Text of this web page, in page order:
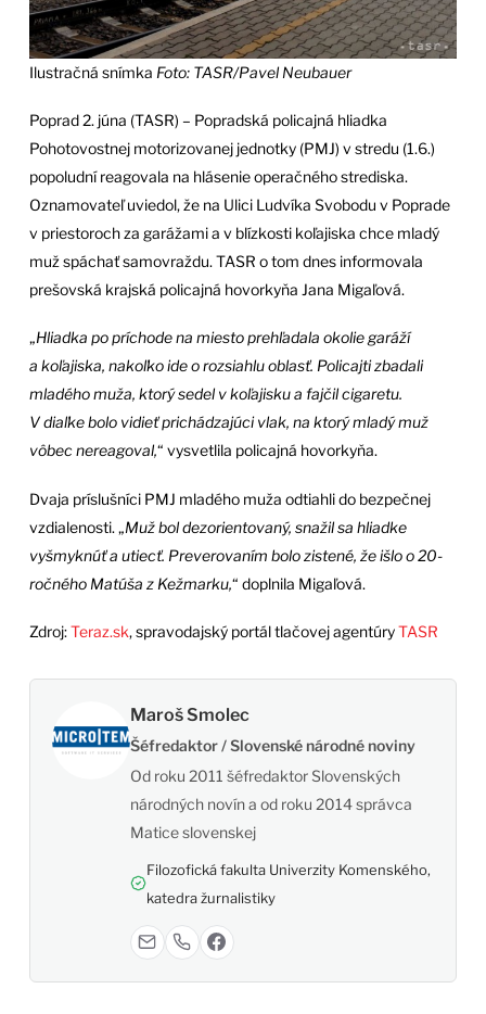
Ilustračná snímka Foto: TASR/Pavel Neubauer
Poprad 2. júna (TASR) – Popradská policajná hliadka
Pohotovostnej motorizovanej jednotky (PMJ) v stredu (1.6.)
popoludní reagovala na hlásenie operačného strediska.
Oznamovateľ uviedol, že na Ulici Ludvíka Svobodu v Poprade
v priestoroch za garážami a v blízkosti koľajiska chce mladý
muž spáchať samovraždu. TASR o tom dnes informovala
prešovská krajská policajná hovorkyňa Jana Migaľová.
„Hliadka po príchode na miesto prehľadala okolie garáží
a koľajiska, nakoľko ide o rozsiahlu oblasť. Policajti zbadali
mladého muža, ktorý sedel v koľajisku a fajčil cigaretu.
V diaľke bolo vidieť prichádzajúci vlak, na ktorý mladý muž
vôbec nereagoval,“ vysvetlila policajná hovorkyňa.
Dvaja príslušníci PMJ mladého muža odtiahli do bezpečnej
vzdialenosti. „Muž bol dezorientovaný, snažil sa hliadke
vyšmyknúť a utiecť. Preverovaním bolo zistené, že išlo o 20-
ročného Matúša z Kežmarku,“ doplnila Migaľová.
Zdroj:Teraz.sk, spravodajský portál tlačovej agentúryTASR
Maroš Smolec
Šéfredaktor / Slovenské národné noviny
Od roku 2011 šéfredaktor Slovenských
národných novín a od roku 2014 správca
Matice slovenskej
Filozofická fakulta Univerzity Komenského,
katedra žurnalistiky